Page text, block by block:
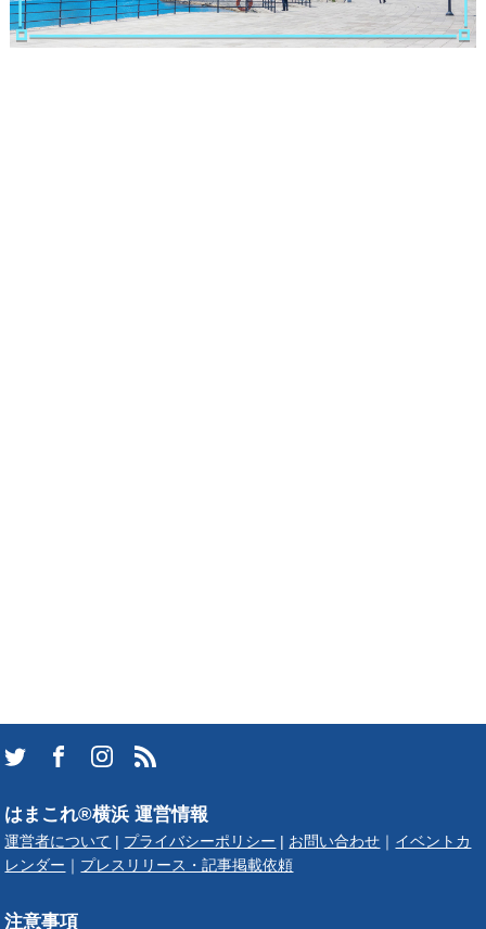
はまこれ®横浜 運営情報
運営者について プライバシーポリシー お問い合わせ
イベントカ
レンダー
プレスリリース・記事掲載依頼
注意事項